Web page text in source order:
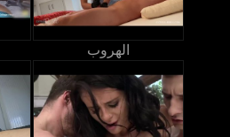
الهروب